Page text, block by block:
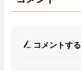
コメントする